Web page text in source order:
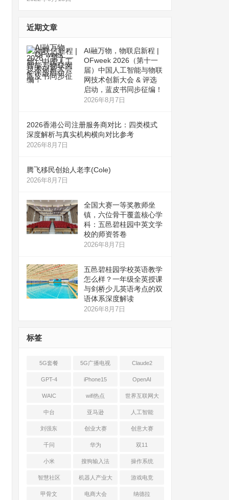
近期文章
AI融万物，物联启新程 |
OFweek 2026（第十一
届）中国人工智能与物联
网技术创新大会 & 评选
启动，蓝皮书同步征编！
2026年8月7日
2026香港公司注册服务商对比：四类模式
深度解析与真实机构横向对比参考
2026年8月7日
腾飞移民创始人老李(Cole)
2026年8月7日
全国大赛一等奖教师坐
镇，六位骨干覆盖核心学
科：五邑碧桂园中英文学
校的师资答卷
2026年8月7日
五邑碧桂园学校英语教学
怎么样？一年级全英授课
与剑桥少儿英语考点的双
语体系深度解读
2026年8月7日
标签
5G套餐 5G广播电视 Claude2
GPT-4 iPhone15 OpenAI
WAIC wifi热点 世界互联网大
会
中台 亚马逊 人工智能
刘强东 创业大赛 创意大赛
千问 华为 双11
小米 搜狗输入法 操作系统
智慧社区 机器人产业大
会
游戏电竞
甲骨文 电商大会 纳德拉